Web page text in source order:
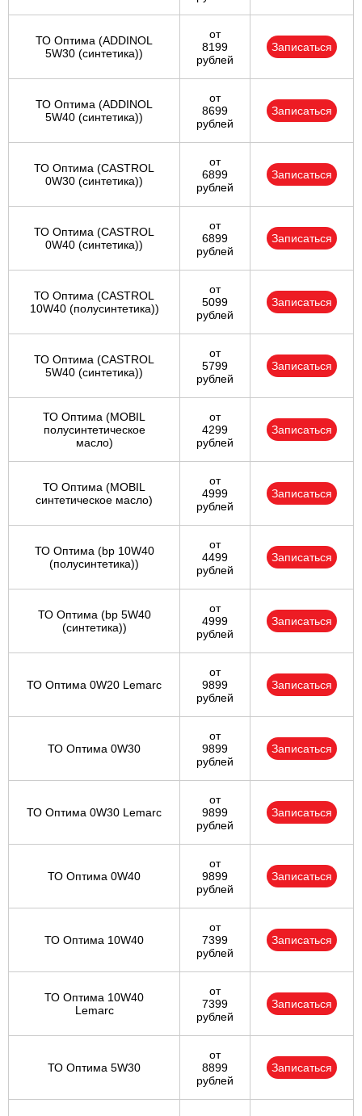
ТО Оптима (ADDINOL
5W30 (синтетика))
от
8199
рублей
Записаться
ТО Оптима (ADDINOL
5W40 (синтетика))
от
8699
рублей
Записаться
ТО Оптима (CASTROL
0W30 (синтетика))
от
6899
рублей
Записаться
ТО Оптима (CASTROL
0W40 (синтетика))
от
6899
рублей
Записаться
ТО Оптима (CASTROL
10W40 (полусинтетика))
от
5099
рублей
Записаться
ТО Оптима (CASTROL
5W40 (синтетика))
от
5799
рублей
Записаться
ТО Оптима (MOBIL
полусинтетическое
масло)
от
4299
рублей
Записаться
ТО Оптима (MOBIL
синтетическое масло)
от
4999
рублей
Записаться
ТО Оптима (bp 10W40
(полусинтетика))
от
4499
рублей
Записаться
ТО Оптима (bp 5W40
(синтетика))
от
4999
рублей
Записаться
ТО Оптима 0W20 Lemarc
от
9899
рублей
Записаться
ТО Оптима 0W30
от
9899
рублей
Записаться
ТО Оптима 0W30 Lemarc
от
9899
рублей
Записаться
ТО Оптима 0W40
от
9899
рублей
Записаться
ТО Оптима 10W40
от
7399
рублей
Записаться
ТО Оптима 10W40
Lemarc
от
7399
рублей
Записаться
ТО Оптима 5W30
от
8899
рублей
Записаться